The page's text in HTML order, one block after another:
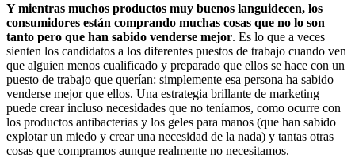
Y mientras muchos productos muy buenos languidecen, los
consumidores están comprando muchas cosas que no lo son
tanto pero que han sabido venderse mejor. Es lo que a veces
sienten los candidatos a los diferentes puestos de trabajo cuando ven
que alguien menos cualificado y preparado que ellos se hace con un
puesto de trabajo que querían: simplemente esa persona ha sabido
venderse mejor que ellos. Una estrategia brillante de marketing
puede crear incluso necesidades que no teníamos, como ocurre con
los productos antibacterias y los geles para manos (que han sabido
explotar un miedo y crear una necesidad de la nada) y tantas otras
cosas que compramos aunque realmente no necesitamos.